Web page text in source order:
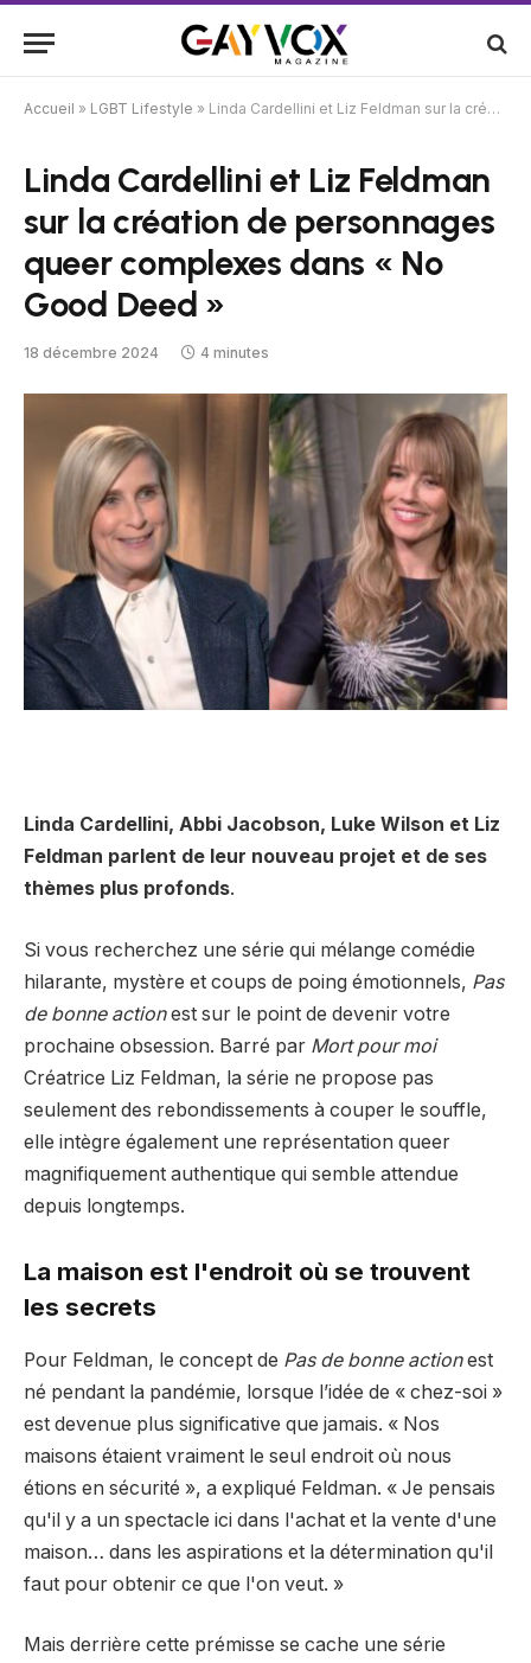
Accueil » LGBT Lifestyle » Linda Cardellini et Liz Feldman sur la création de personnages queer complexes dans « No Good Deed »
Linda Cardellini et Liz Feldman
sur la création de personnages
queer complexes dans « No
Good Deed »
18 décembre 2024 4 minutes
Linda Cardellini, Abbi Jacobson, Luke Wilson et Liz
Feldman parlent de leur nouveau projet et de ses
thèmes plus profonds.
Si vous recherchez une série qui mélange comédie
hilarante, mystère et coups de poing émotionnels, Pas
de bonne actionest sur le point de devenir votre
prochaine obsession. Barré par Mort pour moi
Créatrice Liz Feldman, la série ne propose pas
seulement des rebondissements à couper le souffle,
elle intègre également une représentation queer
magnifiquement authentique qui semble attendue
depuis longtemps.
La maison est l'endroit où se trouvent
les secrets
Pour Feldman, le concept de Pas de bonne actionest
né pendant la pandémie, lorsque l’idée de « chez-soi »
est devenue plus significative que jamais. « Nos
maisons étaient vraiment le seul endroit où nous
étions en sécurité », a expliqué Feldman. « Je pensais
qu'il y a un spectacle ici dans l'achat et la vente d'une
maison… dans les aspirations et la détermination qu'il
faut pour obtenir ce que l'on veut. »
Mais derrière cette prémisse se cache une série